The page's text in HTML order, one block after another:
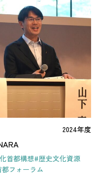
2024年度
首都構想#歴史文化資源
フォーラム